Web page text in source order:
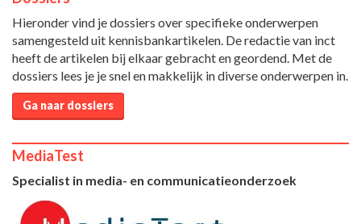
Hieronder vind je dossiers over specifieke onderwerpen
samengesteld uit kennisbankartikelen. De redactie van inct
heeft de artikelen bij elkaar gebracht en geordend. Met de
dossiers lees je je snel en makkelijk in diverse onderwerpen in.
Ga naar dossiers
MediaTest
Specialist in media- en communicatieonderzoek